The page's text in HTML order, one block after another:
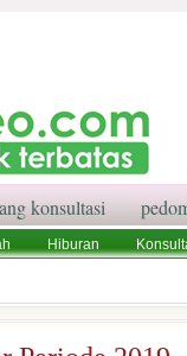
konsultasi
Hiburan